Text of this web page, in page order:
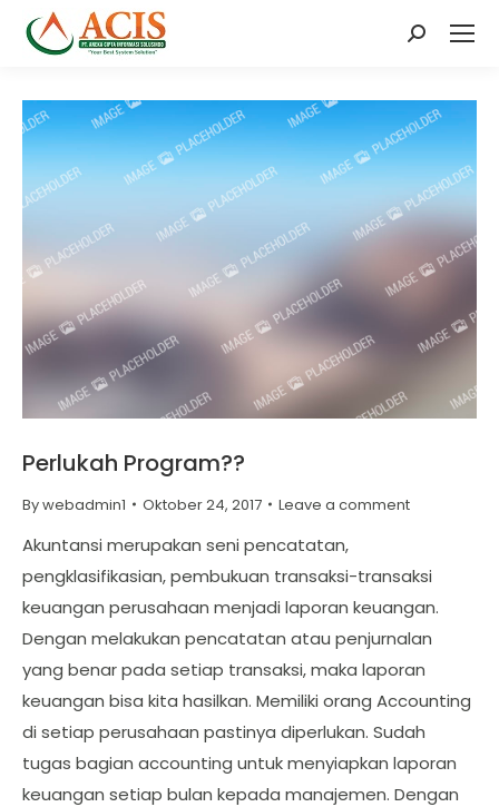
Search:
Perlukah Program??
Bywebadmin1 Oktober 24, 2017 Leave a comment
Akuntansi merupakan seni pencatatan,
pengklasifikasian, pembukuan transaksi-transaksi
keuangan perusahaan menjadi laporan keuangan.
Dengan melakukan pencatatan atau penjurnalan
yang benar pada setiap transaksi, maka laporan
keuangan bisa kita hasilkan. Memiliki orang Accounting
di setiap perusahaan pastinya diperlukan. Sudah
tugas bagian accounting untuk menyiapkan laporan
keuangan setiap bulan kepada manajemen. Dengan